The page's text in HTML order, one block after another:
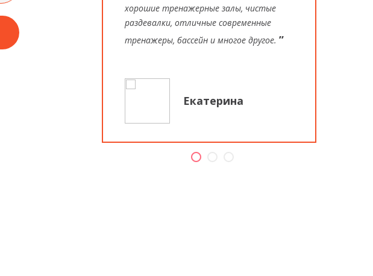
хорошие тренажерные залы, чистые
раздевалки, отличные современные
тренажеры, бассейн и многое другое.ʼʼ
Екатерина